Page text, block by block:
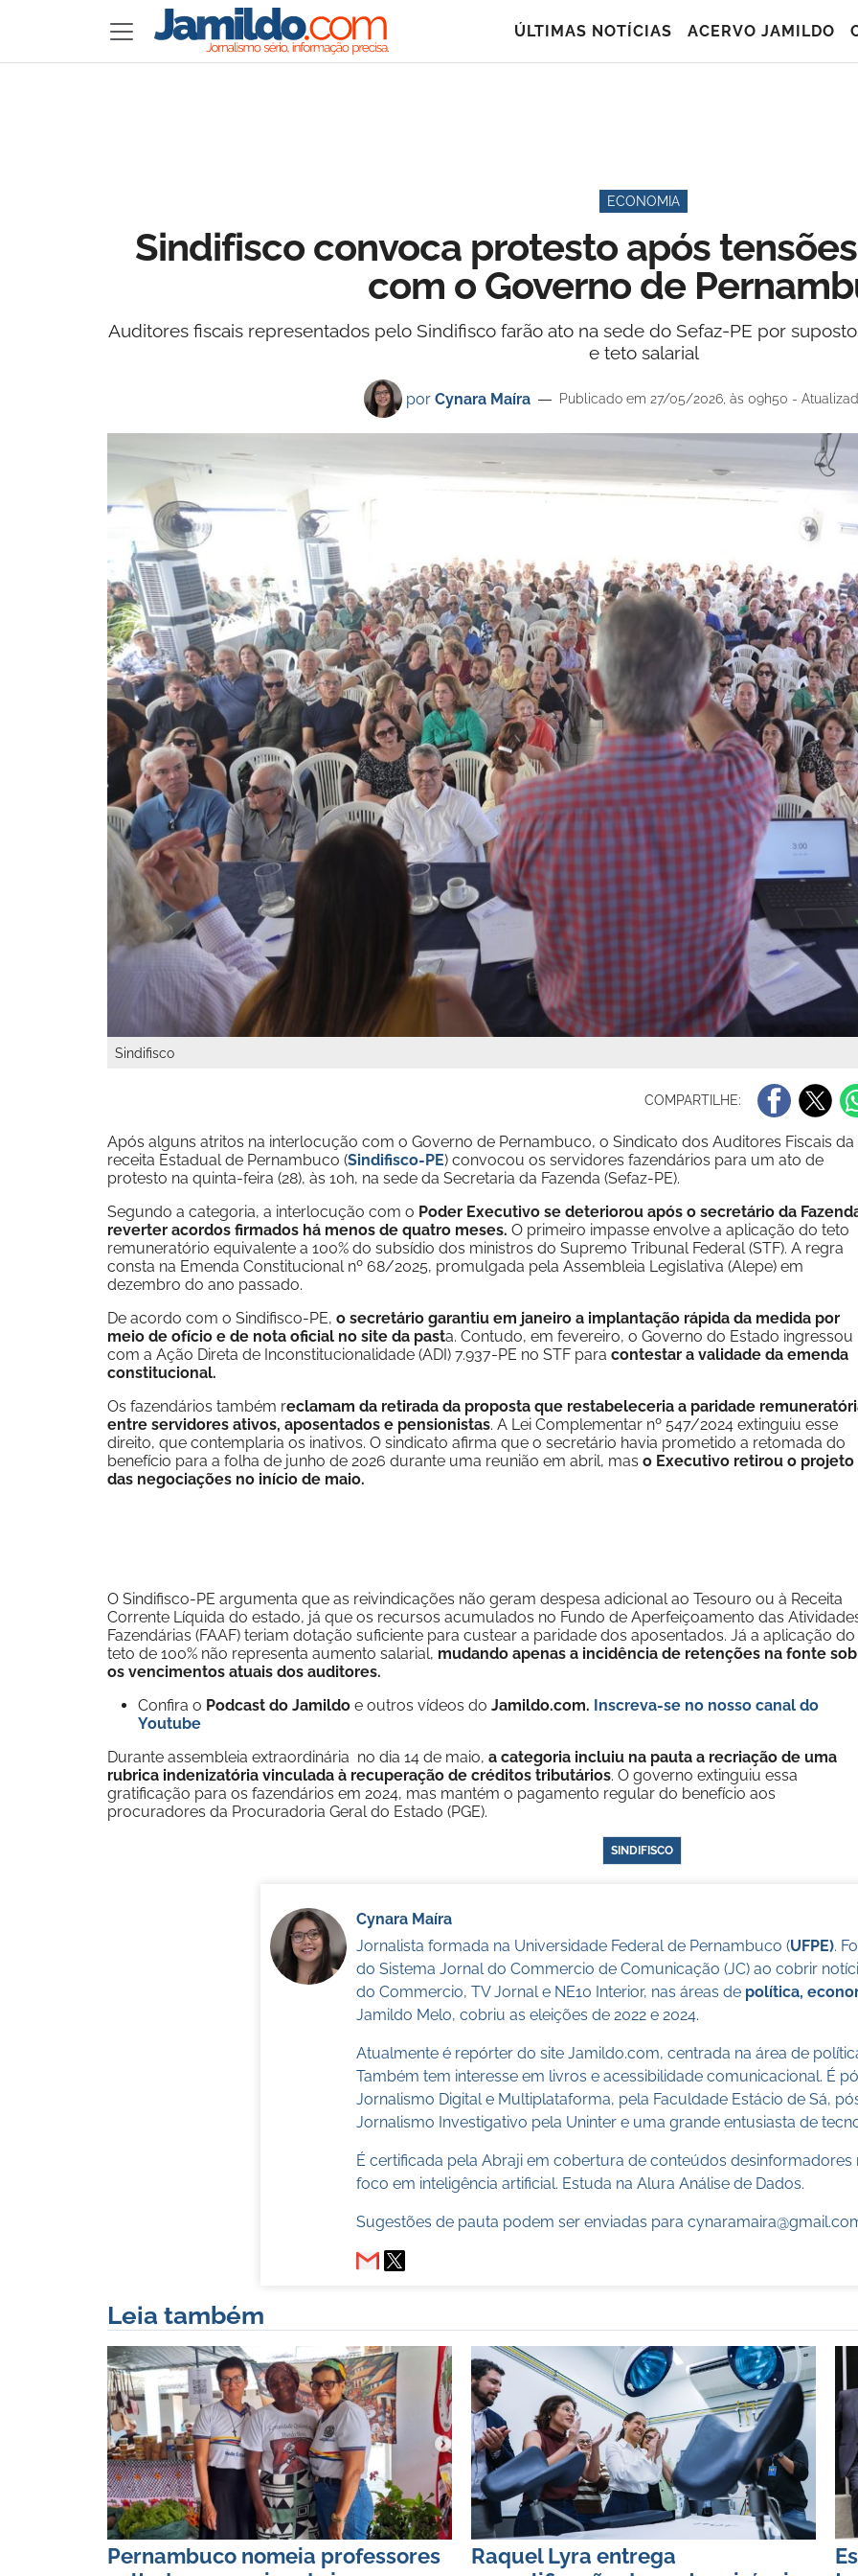
ÚLTIMAS NOTÍCIAS ACERVO JAMILDO
ECONOMIA
Sindifisco convoca protesto após
com o Governo de
Auditores fiscais representados pelo Sindifisco farão ato na sede do Sefaz-PE por
e teto salarial
por Cynara Maíra Publicado em 27/05/2026, às 09h50 -
Sindifisco
COMPARTILHE:
Após alguns atritos na interlocução com o Governo de Pernambuco, o Sindicato dos Auditores Fiscais da
receita Estadual de Pernambuco (Sindifisco-PE) convocou os servidores fazendários para um ato de
protesto na quinta-feira (28), às 10h, na sede da Secretaria da Fazenda (Sefaz-PE).
Segundo a categoria, a interlocução com o Poder Executivo se deteriorou após o secretário da
reverter acordos firmados há menos de quatro meses. O primeiro impasse envolve a aplicação do teto
remuneratório equivalente a 100% do subsídio dos ministros do Supremo Tribunal Federal (STF). A regra
consta na Emenda Constitucional nº 68/2025, promulgada pela Assembleia Legislativa (Alepe) em
dezembro do ano passado.
De acordo com o Sindifisco-PE, o secretário garantiu em janeiro a implantação rápida da medida por
meio de ofício e de nota oficial no site da pasta. Contudo, em fevereiro, o Governo do Estado ingressou
com a Ação Direta de Inconstitucionalidade (ADI) 7.937-PE no STF para contestar a validade da emenda
constitucional.
Os fazendários também reclamam da retirada da proposta que restabeleceria a paridade
entre servidores ativos, aposentados e pensionistas. A Lei Complementar nº 547/2024 extinguiu esse
direito, que contemplaria os inativos. O sindicato afirma que o secretário havia prometido a retomada do
benefício para a folha de junho de 2026 durante uma reunião em abril, mas o Executivo retirou o projeto
das negociações no início de maio.
O Sindifisco-PE argumenta que as reivindicações não geram despesa adicional ao Tesouro ou à Receita
Corrente Líquida do estado, já que os recursos acumulados no Fundo de Aperfeiçoamento das
Fazendárias (FAAF) teriam dotação suficiente para custear a paridade dos aposentados. Já a aplicação do
teto de 100% não representa aumento salarial, mudando apenas a incidência de retenções na fonte
os vencimentos atuais dos auditores.
Confira o Podcast do Jamildo e outros vídeos do Jamildo.com. Inscreva-se no nosso canal do
Youtube
Durante assembleia extraordinária no dia 14 de maio, a categoria incluiu na pauta a recriação de uma
rubrica indenizatória vinculada à recuperação de créditos tributários. O governo extinguiu essa
gratificação para os fazendários em 2024, mas mantém o pagamento regular do benefício aos
procuradores da Procuradoria Geral do Estado (PGE).
SINDIFISCO
Cynara Maíra
Jornalista formada na Universidade Federal de Pernambuco (UFPE).
do Sistema Jornal do Commercio de Comunicação (JC) ao cobrir
do Commercio, TV Jornal e NE10 Interior, nas áreas de política,
Jamildo Melo, cobriu as eleições de 2022 e 2024.
Atualmente é repórter do site Jamildo.com, centrada na área de
Também tem interesse em livros e acessibilidade comunicacional. É
Jornalismo Digital e Multiplataforma, pela Faculdade Estácio de Sá,
Jornalismo Investigativo pela Uninter e uma grande entusiasta de
É certificada pela Abraji em cobertura de conteúdos desinformadores
foco em inteligência artificial. Estuda na Alura Análise de Dados.
Sugestões de pauta podem ser enviadas para
Leia também
Pernambuco nomeia professores
Raquel Lyra entrega